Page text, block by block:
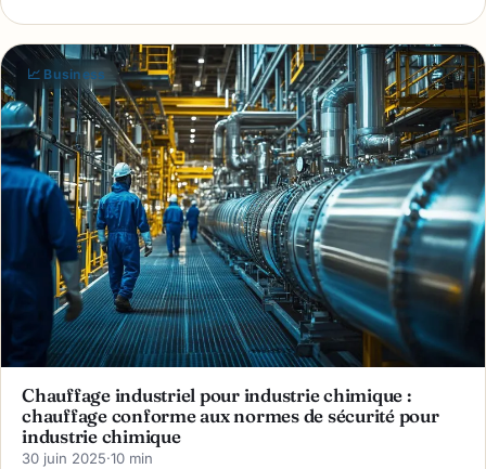
📈 Business
Chauffage industriel pour industrie chimique :
chauffage conforme aux normes de sécurité pour
industrie chimique
30 juin 2025·10 min